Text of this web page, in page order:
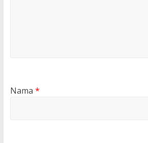
Nama *